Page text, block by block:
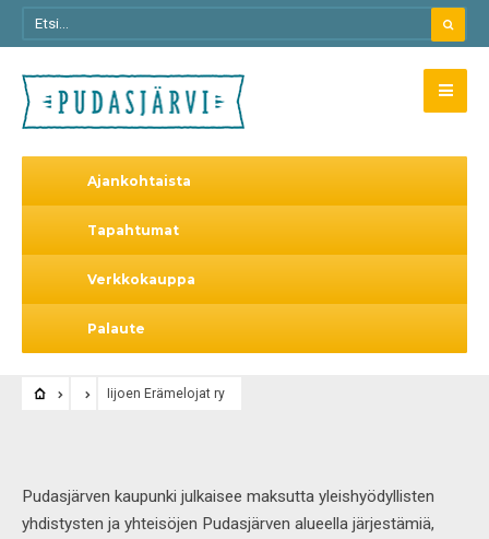
Ajankohtaista
Tapahtumat
Verkkokauppa
Palaute
Iijoen Erämelojat ry
Pudasjärven kaupunki julkaisee maksutta yleishyödyllisten
yhdistysten ja yhteisöjen Pudasjärven alueella järjestämiä,